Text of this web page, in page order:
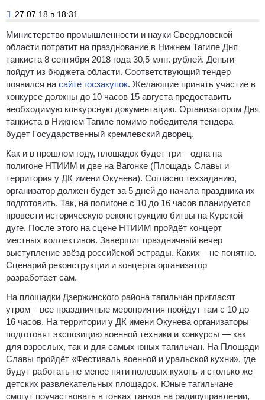
27.07.18 в 18:31
Министерство промышленности и науки Свердловской
области потратит на празднование в Нижнем Тагиле Дня
танкиста 8 сентября 2018 года 30,5 млн. рублей. Деньги
пойдут из бюджета области. Соответствующий тендер
появился на сайте госзакупок. Желающие принять участие в
конкурсе должны до 10 часов 15 августа предоставить
необходимую конкурсную документацию. Организатором Дня
танкиста в Нижнем Тагиле помимо победителя тендера
будет Государственный кремлевский дворец.
Как и в прошлом году, площадок будет три – одна на
полигоне НТИИМ и две на Вагонке (Площадь Славы и
территория у ДК имени Окунева). Согласно техзаданию,
организатор должен будет за 5 дней до начала праздника их
подготовить. Так, на полигоне с 10 до 16 часов планируется
провести историческую реконструкцию битвы на Курской
дуге. После этого на сцене НТИИМ пройдёт концерт
местных коллективов. Завершит праздничный вечер
выступление звёзд российской эстрады. Каких – не понятно.
Сценарий реконструкции и концерта организатор
разработает сам.
На площадки Дзержинского района тагильчан пригласят
утром – все праздничные мероприятия пройдут там с 10 до
16 часов. На территории у ДК имени Окунева организаторы
подготовят экспозицию военной техники и конкурсы — как
для взрослых, так и для самых юных тагильчан. На Площади
Славы пройдёт «Фестиваль военной и уральской кухни», где
будут работать не менее пяти полевых кухонь и столько же
детских развлекательных площадок. Юные тагильчане
смогут поучаствовать в гонках танков на радиоуправлении,